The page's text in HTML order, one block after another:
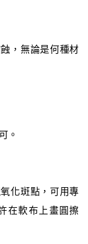
，無論是何種材
。
化斑點，可用專
在軟布上畫圓擦